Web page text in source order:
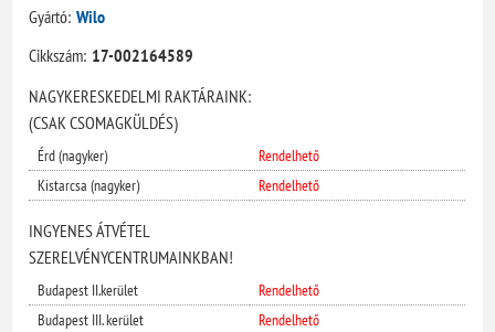
Gyártó: Wilo
Cikkszám: 17-002164589
NAGYKERESKEDELMI RAKTÁRAINK:
(CSAK CSOMAGKÜLDÉS)
Érd (nagyker)
Rendelhető
Kistarcsa (nagyker)
Rendelhető
INGYENES ÁTVÉTEL
SZERELVÉNYCENTRUMAINKBAN!
Budapest II.kerület
Rendelhető
Budapest III. kerület
Rendelhető